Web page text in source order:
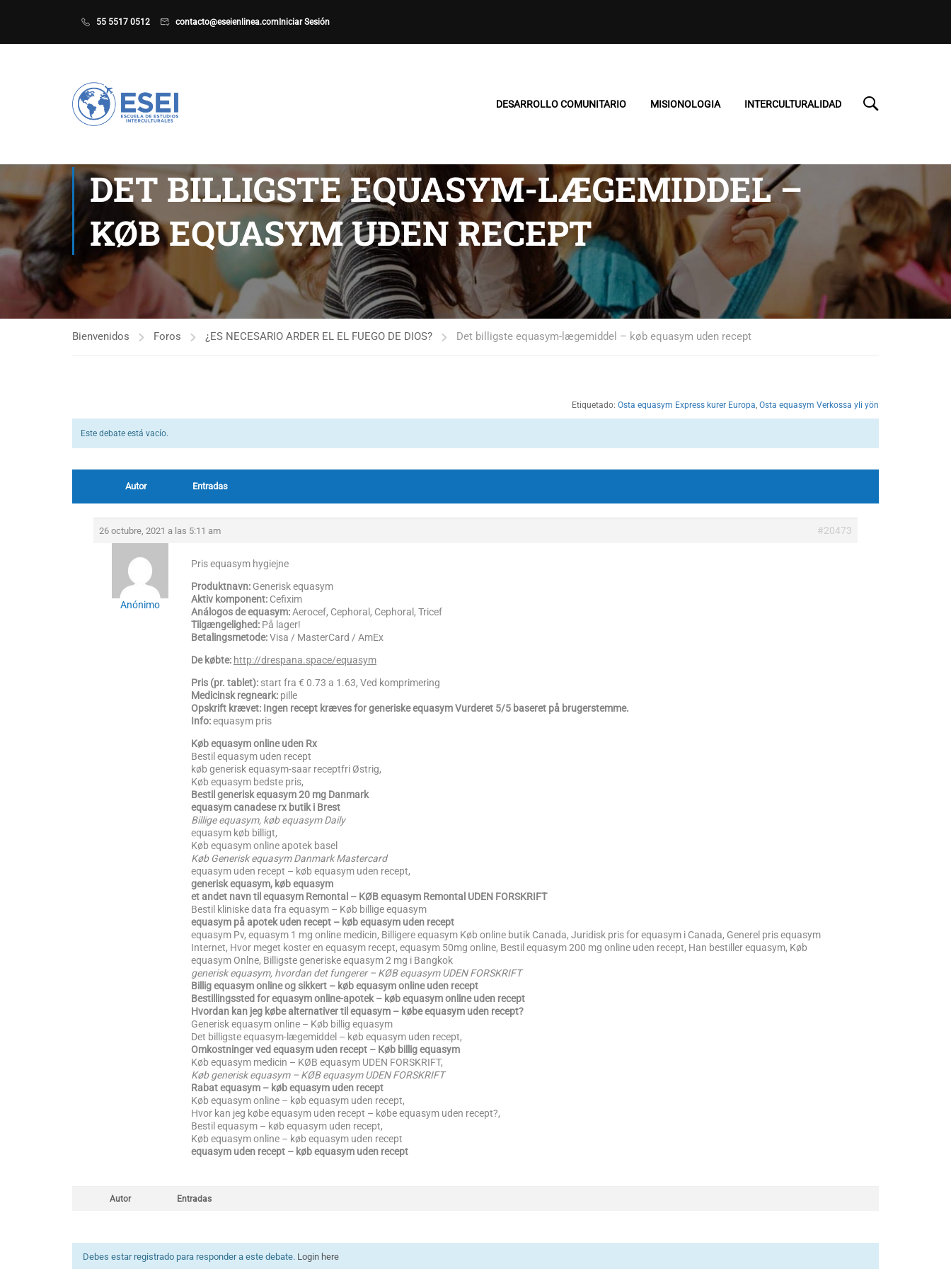
55 5517 0512 contacto@eseienlinea.com Iniciar Sesión
DESARROLLO COMUNITARIO MISIONOLOGIA INTERCULTURALIDAD
DET BILLIGSTE EQUASYM-LÆGEMIDDEL –
KØB EQUASYM UDEN RECEPT
Bienvenidos Foros ¿ES NECESARIO ARDER EL EL FUEGO DE DIOS? Det billigste equasym-lægemiddel – køb equasym uden recept
Etiquetado: Osta equasym Express kurer Europa, Osta equasym Verkossa yli yön
Este debate está vacío.
Autor Entradas
26 octubre, 2021 a las 5:11 am #20473
Anónimo
Pris equasym hygiejne
Produktnavn: Generisk equasym
Aktiv komponent: Cefixim
Análogos de equasym:Aerocef, Cephoral, Cephoral, Tricef
Tilgængelighed: På lager!
Betalingsmetode:Visa / MasterCard / AmEx
De købte: http://drespana.space/equasym
Pris (pr. tablet): start fra € 0.73 a 1.63, Ved komprimering
Medicinsk regneark: pille
Opskrift krævet: Ingen recept kræves for generiske equasym Vurderet 5/5 baseret på brugerstemme.
Info:equasym pris
Køb equasym online uden Rx
Bestil equasym uden recept
køb generisk equasym-saar receptfri Østrig,
Køb equasym bedste pris,
Bestil generisk equasym 20 mg Danmark
equasym canadese rx butik i Brest
Billige equasym, køb equasym Daily
equasym køb billigt,
Køb equasym online apotek basel
Køb Generisk equasym Danmark Mastercard
equasym uden recept – køb equasym uden recept,
generisk equasym, køb equasym
et andet navn til equasym Remontal – KØB equasym Remontal UDEN FORSKRIFT
Bestil kliniske data fra equasym – Køb billige equasym
equasym på apotek uden recept – køb equasym uden recept
equasym Pv, equasym 1 mg online medicin, Billigere equasym Køb online butik Canada, Juridisk pris for equasym i Canada, Generel pris equasym
Internet, Hvor meget koster en equasym recept, equasym 50mg online, Bestil equasym 200 mg online uden recept, Han bestiller equasym, Køb
equasym Onlne, Billigste generiske equasym 2 mg i Bangkok
generisk equasym, hvordan det fungerer – KØB equasym UDEN FORSKRIFT
Billig equasym online og sikkert – køb equasym online uden recept
Bestillingssted for equasym online-apotek – køb equasym online uden recept
Hvordan kan jeg købe alternativer til equasym – købe equasym uden recept?
Generisk equasym online – Køb billig equasym
Det billigste equasym-lægemiddel – køb equasym uden recept,
Omkostninger ved equasym uden recept – Køb billig equasym
Køb equasym medicin – KØB equasym UDEN FORSKRIFT,
Køb generisk equasym – KØB equasym UDEN FORSKRIFT
Rabat equasym – køb equasym uden recept
Køb equasym online – køb equasym uden recept,
Hvor kan jeg købe equasym uden recept – købe equasym uden recept?,
Bestil equasym – køb equasym uden recept,
Køb equasym online – køb equasym uden recept
equasym uden recept – køb equasym uden recept
Autor Entradas
Debes estar registrado para responder a este debate. Login here